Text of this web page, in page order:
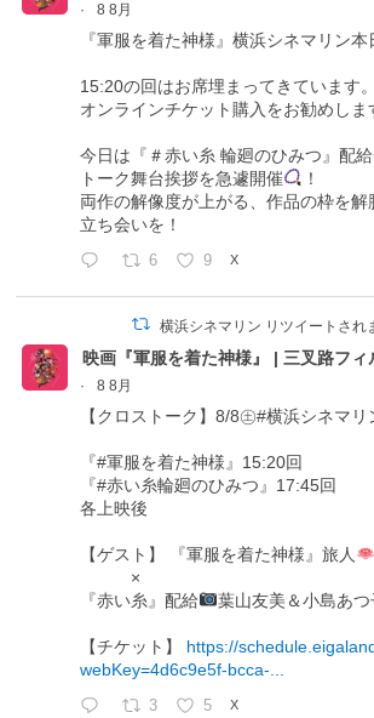
· 8 8月
『軍服を着た神様』横浜シネマリン本
15:20の回はお席埋まってきています
オンラインチケット購入をお勧めしま
今日は『＃赤い糸 輪廻のひみつ』配
トーク舞台挨拶を急遽開催
！
両作の解像度が上がる、作品の枠を解
立ち会いを！
6 9 X
横浜シネマリン リツイートされ
映画『軍服を着た神様』 | 三叉路フィ
·
8 8月
【クロストーク】8/8㊏#横浜シネマリ
『#軍服を着た神様』15:20回
『#赤い糸輪廻のひみつ』17:45回
各上映後
【ゲスト】 『軍服を着た神様』旅人
×
『赤い糸』配給
葉山友美＆小島あつ
【チケット】 https://
webKey=4d6c9e5f-bcca-...
3 5 X